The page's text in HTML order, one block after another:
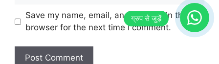
Save my name, email, and website in this
browser for the next time I comment.